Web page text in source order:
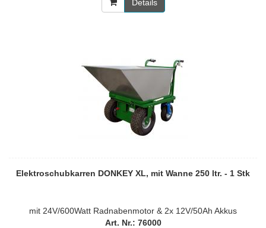
Details
Elektroschubkarren DONKEY XL, mit Wanne 250 ltr. - 1 Stk
mit 24V/600Watt Radnabenmotor & 2x 12V/50Ah Akkus
Art. Nr.: 76000